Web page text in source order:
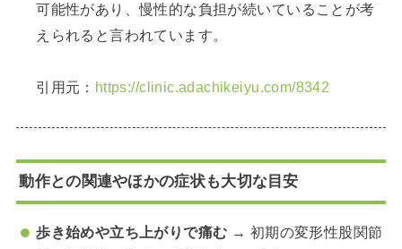
可能性があり、慢性的な負担が続いていることが考
えられると言われています。
引用元： https://clinic.adachikeiyu.com/8342
動作との関連やほかの症状も大切な目安
歩き始めや立ち上がりで痛む → 初期の変形性股関節